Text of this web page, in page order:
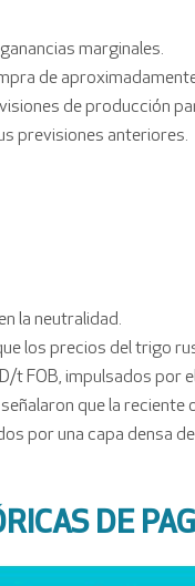
marginales.
de
de producción
previsiones anteriores.
la neutralidad.
los precios del trigo
t FOB, impulsados
que la
por una capa densa
DE